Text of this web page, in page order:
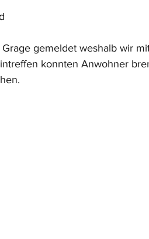
gemeldet weshalb wir
konnten Anwohner